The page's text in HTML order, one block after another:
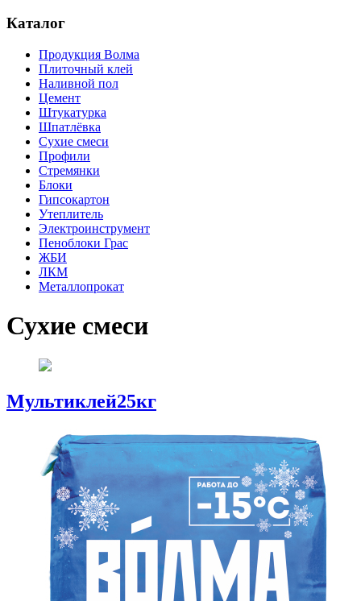
Каталог
Продукция Волма
Плиточный клей
Наливной пол
Цемент
Штукатурка
Шпатлёвка
Сухие смеси
Профили
Стремянки
Блоки
Гипсокартон
Утеплитель
Электроинструмент
Пеноблоки Грас
ЖБИ
ЛКМ
Металлопрокат
Сухие смеси
Мультиклей25кг